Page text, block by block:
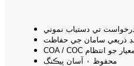
تي دستياب نموني
ذريعي سامان جي حفاظت
COA / COC معيار جو انتظام
محفوظ ۽ آسان پيڪنگ